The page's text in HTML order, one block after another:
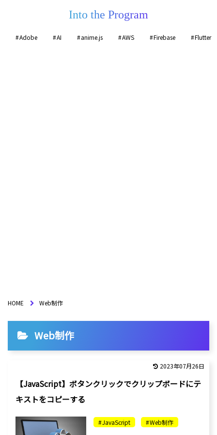
Into the Program
Adobe AI anime.js AWS Firebase Flutter
HOME Web制作
Web制作
【JavaScript】ボタンクリックでクリップボードにテ
キストをコピーする
2023年07月26日
JavaScript Web制作